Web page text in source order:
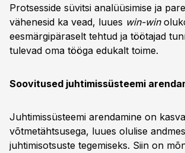
Protsesside süvitsi analüüsimise ja
vähenesid ka vead, luues win-win
eesmärgipäraselt tehtud ja töötajad
tulevad oma tööga edukalt toime.
Soovitused juhtimissüsteemi
Juhtimissüsteemi arendamine on
võtmetähtsusega, luues olulise
juhtimisotsuste tegemiseks. Siin on